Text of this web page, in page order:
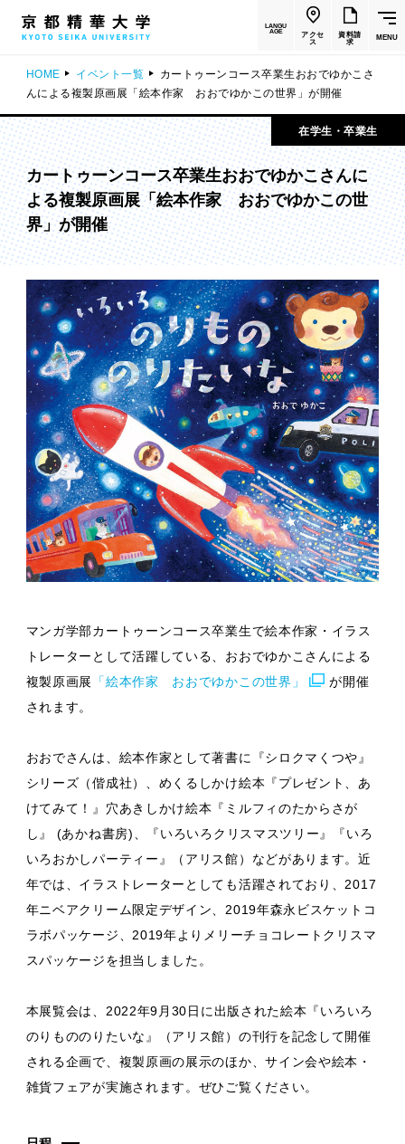
LANGU
AGE
アクセ
ス
資料請
求
MENU
HOME イベント一覧
カートゥーンコース卒業生おおでゆかこさ
んによる複製原画展「絵本作家 おおでゆかこの世界」が開催
在学生・卒業生
カートゥーンコース卒業生おおでゆかこさんに
よる複製原画展「絵本作家 おおでゆかこの世
界」が開催
マンガ学部カートゥーンコース卒業生で絵本作家・イラス
トレーターとして活躍している、おおでゆかこさんによる
複製原画展
「絵本作家 おおでゆかこの世界」
が開催
されます。
おおでさんは、絵本作家として著書に『シロクマくつや』
シリーズ（偕成社）、めくるしかけ絵本『プレゼント、あ
けてみて！』穴あきしかけ絵本『ミルフィのたからさが
し』 (あかね書房)、『いろいろクリスマスツリー』『いろ
いろおかしパーティー』（アリス館）などがあります。近
年では、イラストレーターとしても活躍されており、2017
年ニベアクリーム限定デザイン、2019年森永ビスケットコ
ラボパッケージ、2019年よりメリーチョコレートクリスマ
スパッケージを担当しました。
本展覧会は、2022年9月30日に出版された絵本『いろいろ
のりもののりたいな』（アリス館）の刊行を記念して開催
される企画で、複製原画の展示のほか、サイン会や絵本・
雑貨フェアが実施されます。ぜひご覧ください。